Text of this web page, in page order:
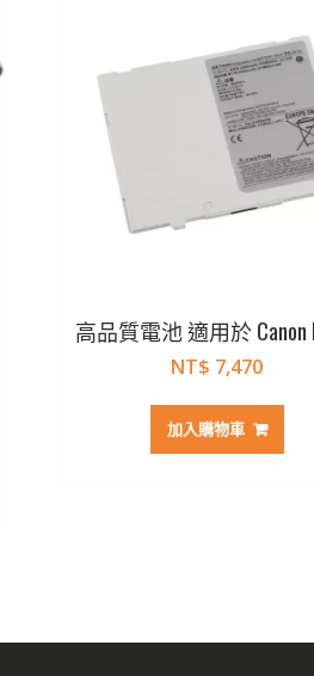
高品質電池 適用於 Canon
NT$ 7,470
加入購物車